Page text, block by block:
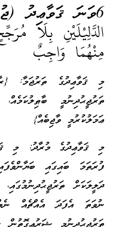
6ވަނަ ޤަވާޢިދު (ޖުމްލަ 60):
الدَّلِيْلَيْنِ بِلَا
مِنْهُمَا وَاجِبٌ
މި ޤަވާޢިދުގެ ތަރުޖަމާ:
ތަރުޖީޙުދިނުމީ
ޢަމަލުކުރުމީ ވާޖިބެއް}
މި ޤަވާޢިދުގެ މުރާދު: މި
ފުރަތަމަ ބައިގައި
ދަލީލަކަށް
ނުވަތަ އެފަދަ އެއްޗެއް